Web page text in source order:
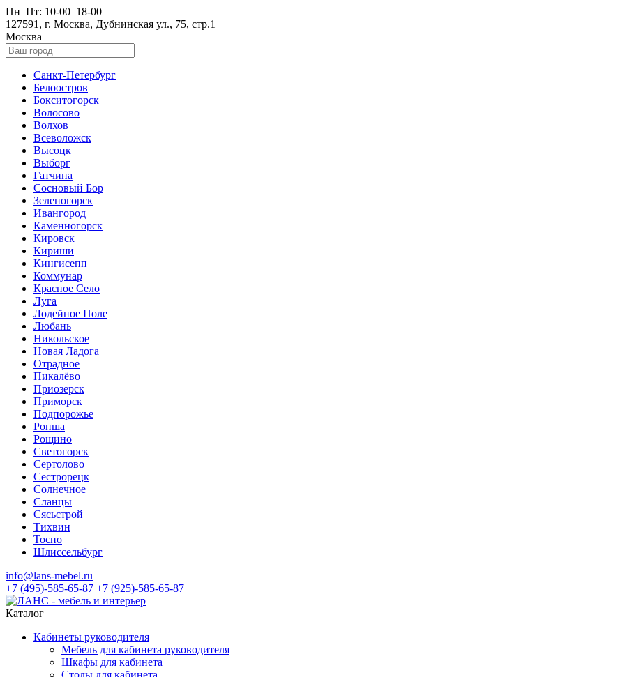
Пн–Пт: 10-00–18-00
127591, г. Москва, Дубнинская ул., 75, стр.1
Москва
Санкт-Петербург
Белоостров
Бокситогорск
Волосово
Волхов
Всеволожск
Высоцк
Выборг
Гатчина
Сосновый Бор
Зеленогорск
Ивангород
Каменногорск
Кировск
Кириши
Кингисепп
Коммунар
Красное Село
Луга
Лодейное Поле
Любань
Никольское
Новая Ладога
Отрадное
Пикалёво
Приозерск
Приморск
Подпорожье
Ропша
Рощино
Светогорск
Сертолово
Сестрорецк
Солнечное
Сланцы
Сясьстрой
Тихвин
Тосно
Шлиссельбург
info@lans-mebel.ru
+7 (495)-585-65-87 +7 (925)-585-65-87
Каталог
Кабинеты руководителя
Мебель для кабинета руководителя
Шкафы для кабинета
Столы для кабинета